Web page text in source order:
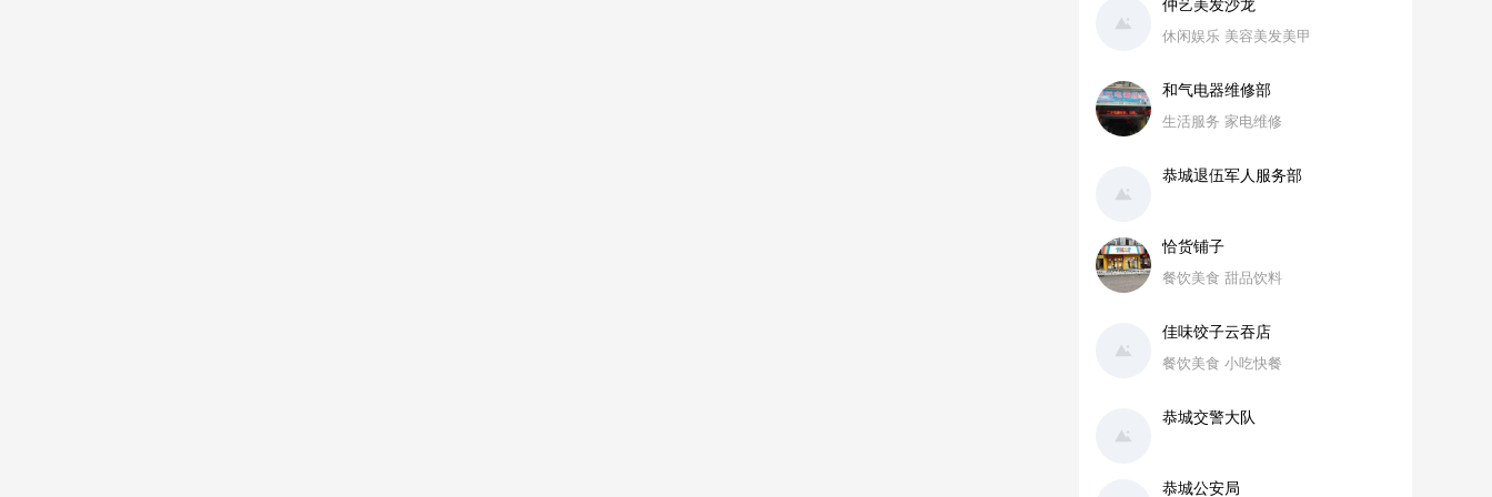
仲艺美发沙龙
休闲娱乐 美容美发美甲
和气电器维修部
生活服务 家电维修
恭城退伍军人服务部
恰货铺子
餐饮美食 甜品饮料
佳味饺子云吞店
餐饮美食 小吃快餐
恭城交警大队
恭城公安局